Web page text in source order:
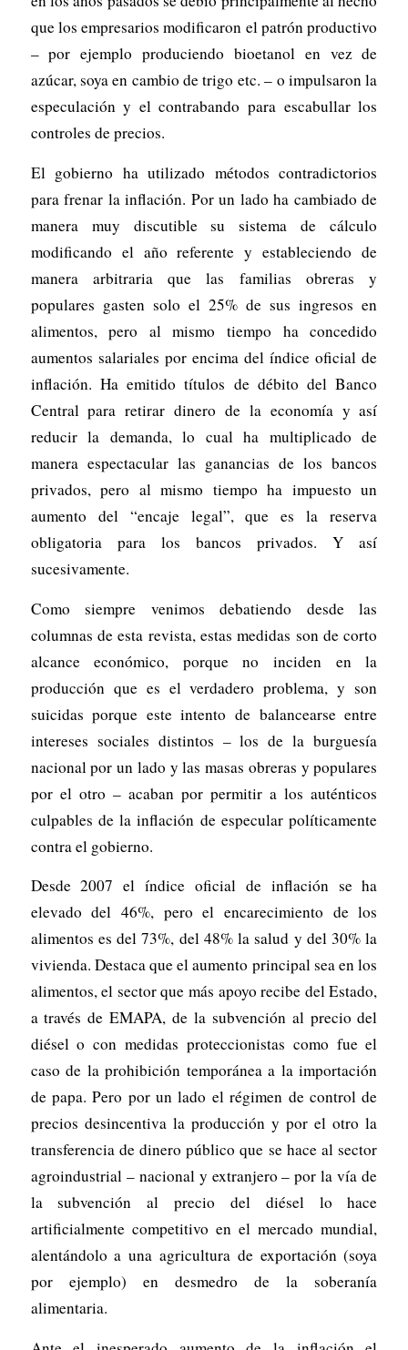
que los empresarios modificaron el patrón productivo
– por ejemplo produciendo bioetanol en vez de
azúcar, soya en cambio de trigo etc. – o impulsaron la
especulación y el contrabando para escabullar los
controles de precios.
El gobierno ha utilizado métodos contradictorios
para frenar la inflación. Por un lado ha cambiado de
manera muy discutible su sistema de cálculo
modificando el año referente y estableciendo de
manera arbitraria que las familias obreras y
populares gasten solo el 25% de sus ingresos en
alimentos, pero al mismo tiempo ha concedido
aumentos salariales por encima del índice oficial de
inflación. Ha emitido títulos de débito del Banco
Central para retirar dinero de la economía y así
reducir la demanda, lo cual ha multiplicado de
manera espectacular las ganancias de los bancos
privados, pero al mismo tiempo ha impuesto un
aumento del “encaje legal”, que es la reserva
obligatoria para los bancos privados. Y así
sucesivamente.
Como siempre venimos debatiendo desde las
columnas de esta revista, estas medidas son de corto
alcance económico, porque no inciden en la
producción que es el verdadero problema, y son
suicidas porque este intento de balancearse entre
intereses sociales distintos – los de la burguesía
nacional por un lado y las masas obreras y populares
por el otro – acaban por permitir a los auténticos
culpables de la inflación de especular políticamente
contra el gobierno.
Desde 2007 el índice oficial de inflación se ha
elevado del 46%, pero el encarecimiento de los
alimentos es del 73%, del 48% la salud y del 30% la
vivienda. Destaca que el aumento principal sea en los
alimentos, el sector que más apoyo recibe del Estado,
a través de EMAPA, de la subvención al precio del
diésel o con medidas proteccionistas como fue el
caso de la prohibición temporánea a la importación
de papa. Pero por un lado el régimen de control de
precios desincentiva la producción y por el otro la
transferencia de dinero público que se hace al sector
agroindustrial – nacional y extranjero – por la vía de
la subvención al precio del diésel lo hace
artificialmente competitivo en el mercado mundial,
alentándolo a una agricultura de exportación (soya
por ejemplo) en desmedro de la soberanía
alimentaria.